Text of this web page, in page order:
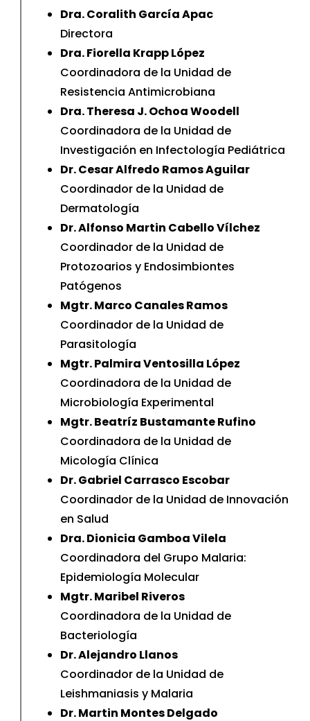
Dra. Coralith García Apac
Directora
Dra. Fiorella Krapp López
Coordinadora de la Unidad de
Resistencia Antimicrobiana
Dra. Theresa J. Ochoa Woodell
Coordinadora de la Unidad de
Investigación en Infectología Pediátrica
Dr. Cesar Alfredo Ramos Aguilar
Coordinador de la Unidad de
Dermatología
Dr. Alfonso Martin Cabello Vílchez
Coordinador de la Unidad de
Protozoarios y Endosimbiontes
Patógenos
Mgtr. Marco Canales Ramos
Coordinador de la Unidad de
Parasitología
Mgtr. Palmira Ventosilla López
Coordinadora de la Unidad de
Microbiología Experimental
Mgtr. Beatríz Bustamante Rufino
Coordinadora de la Unidad de
Micología Clínica
Dr. Gabriel Carrasco Escobar
Coordinador de la Unidad de Innovación
en Salud
Dra. Dionicia Gamboa Vilela
Coordinadora del Grupo Malaria:
Epidemiología Molecular
Mgtr. Maribel Riveros
Coordinadora de la Unidad de
Bacteriología
Dr. Alejandro Llanos
Coordinador de la Unidad de
Leishmaniasis y Malaria
Dr. Martin Montes Delgado